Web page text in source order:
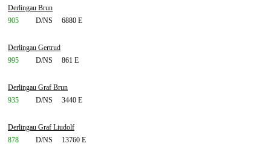
Derlingau Brun
905
D/NS 6880 E
Derlingau Gertrud
995
D/NS 861 E
Derlingau Graf Brun
935
D/NS 3440 E
Derlingau Graf Liudolf
878
D/NS 13760 E